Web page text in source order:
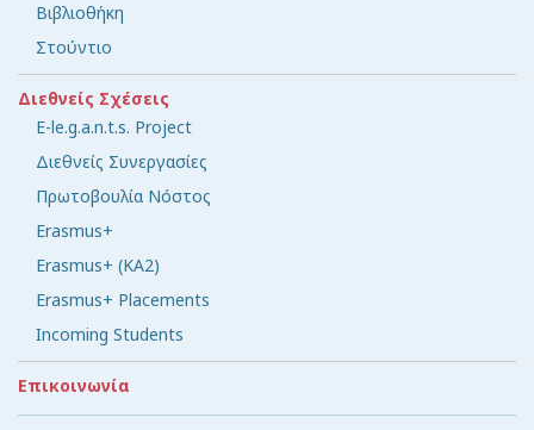
Βιβλιοθήκη
Στούντιο
Διεθνείς Σχέσεις
E-le.g.a.n.t.s. Project
Διεθνείς Συνεργασίες
Πρωτοβουλία Νόστος
Erasmus+
Erasmus+ (KA2)
Erasmus+ Placements
Incoming Students
Επικοινωνία